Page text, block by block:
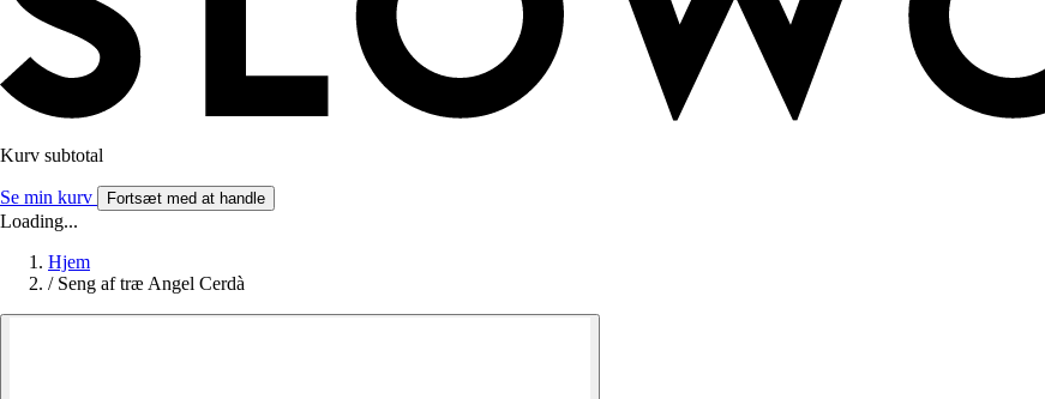
Kurv subtotal
Se min kurv Fortsæt med at handle
Loading...
Hjem
/ Seng af træ Angel Cerdà